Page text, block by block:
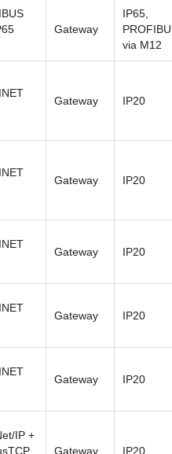
Gateway
IP65,
via M12
Gateway IP20
Gateway IP20
Gateway IP20
Gateway IP20
Gateway IP20
IP +
Gateway IP20